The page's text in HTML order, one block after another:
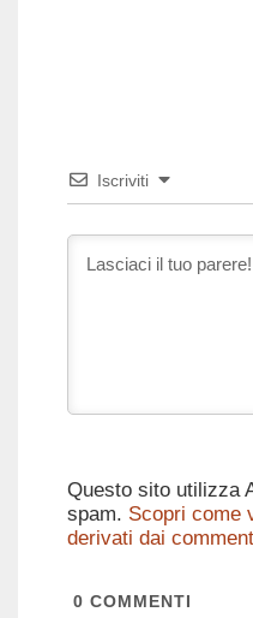
Iscriviti
Questo sito utilizza
spam. Scopri come
derivati dai
0 COMMENTI